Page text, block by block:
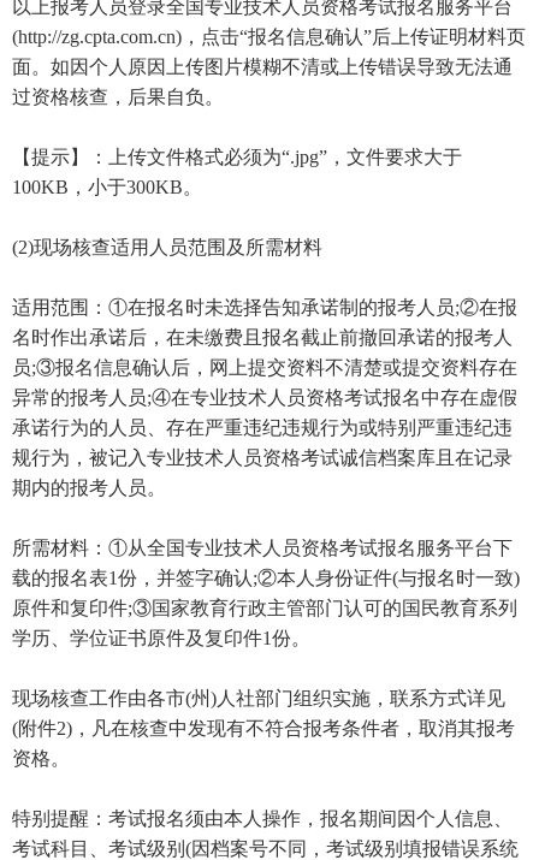
以上报考人员登录全国专业技术人员资格考试报名服务平台
(http://zg.cpta.com.cn)，点击“报名信息确认”后上传证明材料页
面。如因个人原因上传图片模糊不清或上传错误导致无法通
过资格核查，后果自负。
【提示】：上传文件格式必须为“.jpg”，文件要求大于
100KB，小于300KB。
(2)现场核查适用人员范围及所需材料
适用范围：①在报名时未选择告知承诺制的报考人员;②在报
名时作出承诺后，在未缴费且报名截止前撤回承诺的报考人
员;③报名信息确认后，网上提交资料不清楚或提交资料存在
异常的报考人员;④在专业技术人员资格考试报名中存在虚假
承诺行为的人员、存在严重违纪违规行为或特别严重违纪违
规行为，被记入专业技术人员资格考试诚信档案库且在记录
期内的报考人员。
所需材料：①从全国专业技术人员资格考试报名服务平台下
载的报名表1份，并签字确认;②本人身份证件(与报名时一致)
原件和复印件;③国家教育行政主管部门认可的国民教育系列
学历、学位证书原件及复印件1份。
现场核查工作由各市(州)人社部门组织实施，联系方式详见
(附件2)，凡在核查中发现有不符合报考条件者，取消其报考
资格。
特别提醒：考试报名须由本人操作，报名期间因个人信息、
考试科目、考试级别(因档案号不同，考试级别填报错误系统